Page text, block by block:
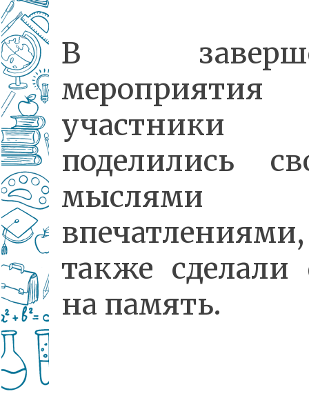
В
участники
поделились
также сделали
на память.